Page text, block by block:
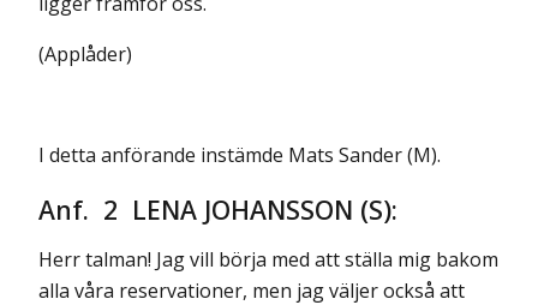
(Applåder)
I detta anförande instämde Mats Sander (M).
Anf. 2 LENA JOHANSSON (S):
Herr talman! Jag vill börja med att ställa mig bakom
alla våra reserva­tioner, men jag väljer också att